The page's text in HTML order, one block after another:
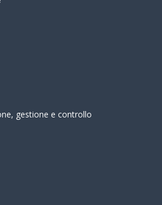
gestione e controllo